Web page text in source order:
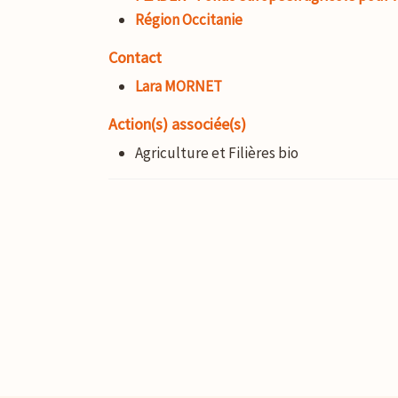
Région Occitanie
Contact
Lara MORNET
Action(s) associée(s)
Agriculture et Filières bio